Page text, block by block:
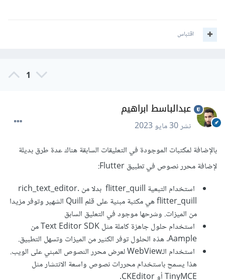
اقتباس
1
عبدالباسط ابراهيم
نشر30 مايو 2023
بالإضافة لمكتبات الموجودة في التعليقات السابقة هناك عدة طرق بديلة
لإضافة محرر نصوص في تطبيق Flutter:
استخدام التبعية flitter_quill بدلا من rich_text_editor.
flitter_quill هي مكتبة مبنية على قلم Quill الشهير وتوفر مزيدا
من الميزات. وشرحها موجود في التعليق السابق
استخدام حلول جاهزة كاملة مثل Text Editor SDK من
Aample. هذه الحلول توفر الكثير من الميزات وتسهل التطبيق.
استخدام الـWebView لعرض محرر النصوص المبني على الويب.
هذا يسمح باستخدام محررات نصوص واسعة الانتشار مثل